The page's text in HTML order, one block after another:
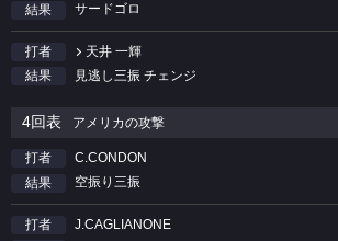
結果
サードゴロ
打者
天井 一輝
結果
見逃し三振 チェンジ
4回表 アメリカの攻撃
打者
C.CONDON
結果
空振り三振
打者
J.CAGLIANONE